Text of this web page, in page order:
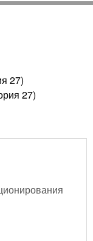
27)
27)